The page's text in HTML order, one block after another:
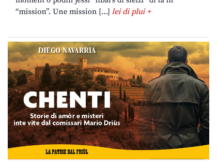
“mission”. Une mission […] lei di plui +